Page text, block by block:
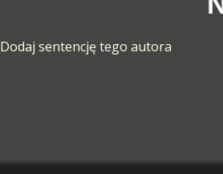
Dodaj sentencję tego autora